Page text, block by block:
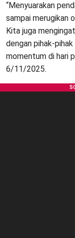
“Menyuarakan
sampai merugikan
Kita juga
dengan pihak-
momentum di hari
6/11/2025.